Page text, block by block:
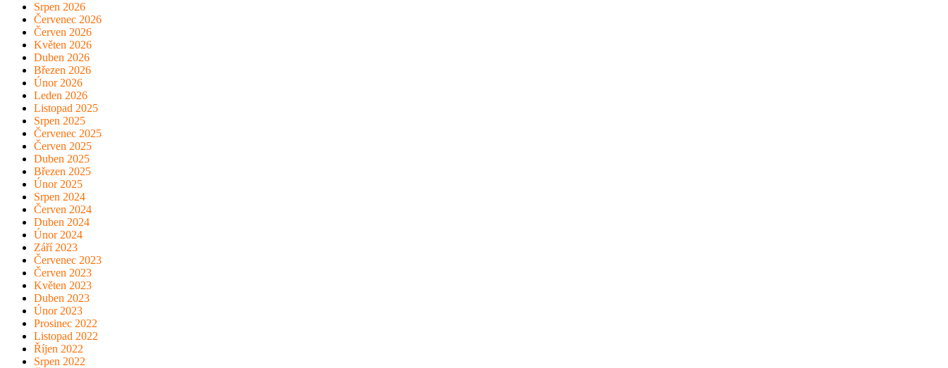
Srpen 2026
Červenec 2026
Červen 2026
Květen 2026
Duben 2026
Březen 2026
Únor 2026
Leden 2026
Listopad 2025
Srpen 2025
Červenec 2025
Červen 2025
Duben 2025
Březen 2025
Únor 2025
Srpen 2024
Červen 2024
Duben 2024
Únor 2024
Září 2023
Červenec 2023
Červen 2023
Květen 2023
Duben 2023
Únor 2023
Prosinec 2022
Listopad 2022
Říjen 2022
Srpen 2022